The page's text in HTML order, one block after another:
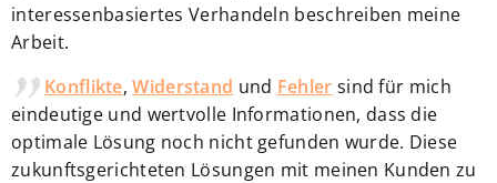
interessenbasiertes Verhandeln beschreiben meine
Arbeit.
Konflikte,Widerstand und Fehler sind für mich
eindeutige und wertvolle Informationen, dass die
optimale Lösung noch nicht gefunden wurde. Diese
zukunftsgerichteten Lösungen mit meinen Kunden zu